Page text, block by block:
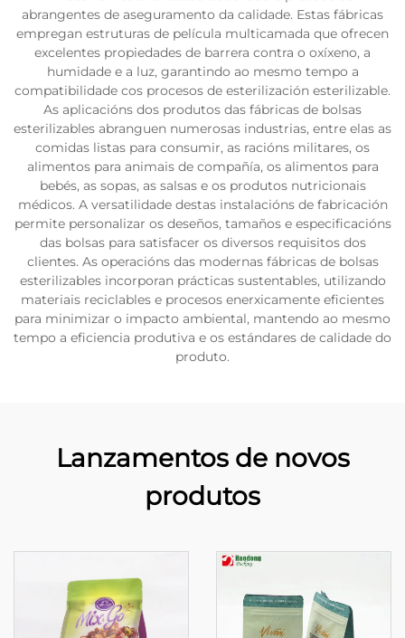
abrangentes de aseguramento da calidade. Estas fábricas
empregan estruturas de película multicamada que ofrecen
excelentes propiedades de barrera contra o oxíxeno, a
humidade e a luz, garantindo ao mesmo tempo a
compatibilidade cos procesos de esterilización esterilizable.
As aplicacións dos produtos das fábricas de bolsas
esterilizables abranguen numerosas industrias, entre elas as
comidas listas para consumir, as racións militares, os
alimentos para animais de compañía, os alimentos para
bebés, as sopas, as salsas e os produtos nutricionais
médicos. A versatilidade destas instalacións de fabricación
permite personalizar os deseños, tamaños e especificacións
das bolsas para satisfacer os diversos requisitos dos
clientes. As operacións das modernas fábricas de bolsas
esterilizables incorporan prácticas sustentables, utilizando
materiais reciclables e procesos enerxicamente eficientes
para minimizar o impacto ambiental, mantendo ao mesmo
tempo a eficiencia produtiva e os estándares de calidade do
produto.
Lanzamentos de novos
produtos